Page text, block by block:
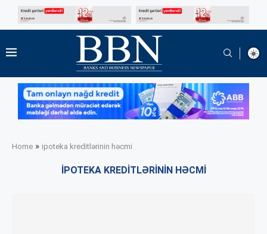
Home » ipoteka kreditlərinin həcmi
IPOTEKA KREDITLƏRININ HƏCMI